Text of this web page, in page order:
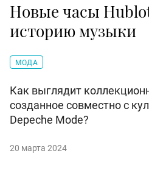
Новые часы
историю музыки
МОДА
Как выглядит
созданное совместно с
Depeche Mode?
20 марта 2024